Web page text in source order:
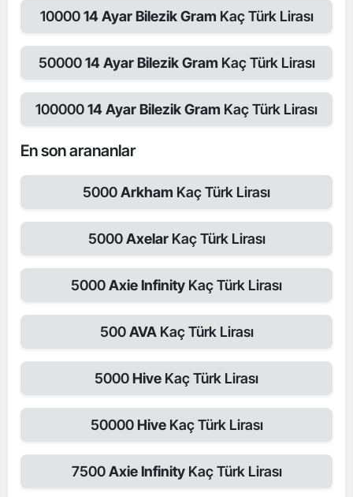
1000014 Ayar Bilezik Gram Kaç Türk Lirası
5000014 Ayar Bilezik Gram Kaç Türk Lirası
10000014 Ayar Bilezik Gram Kaç Türk Lirası
En son arananlar
5000Arkham Kaç Türk Lirası
5000Axelar Kaç Türk Lirası
5000Axie Infinity Kaç Türk Lirası
500AVA Kaç Türk Lirası
5000Hive Kaç Türk Lirası
50000Hive Kaç Türk Lirası
7500Axie Infinity Kaç Türk Lirası